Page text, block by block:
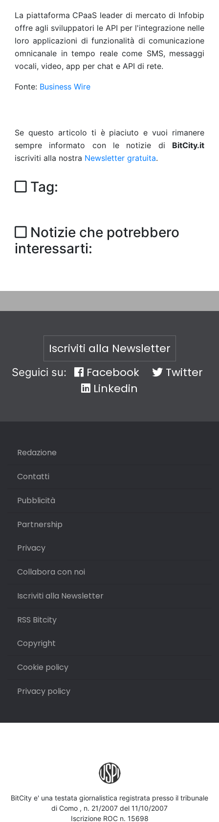
La piattaforma CPaaS leader di mercato di Infobip
offre agli sviluppatori le API per l'integrazione nelle
loro applicazioni di funzionalità di comunicazione
omnicanale in tempo reale come SMS, messaggi
vocali, video, app per chat e API di rete.
Fonte: Business Wire
Se questo articolo ti è piaciuto e vuoi rimanere
sempre informato con le notizie di BitCity.it
iscriviti alla nostra Newsletter gratuita.
Tag:
Notizie che potrebbero
interessarti:
Iscriviti alla Newsletter
Seguici su: Facebook
Twitter
Linkedin
Redazione
Contatti
Pubblicità
Partnership
Privacy
Collabora con noi
Iscriviti alla Newsletter
RSS Bitcity
Copyright
Cookie policy
Privacy policy
BitCity e' una testata giornalistica registrata presso il tribunale
di Como , n. 21/2007 del 11/10/2007
Iscrizione ROC n. 15698